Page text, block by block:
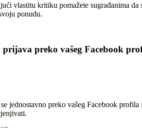
vlastitu kritiku pomažete sugrađanima da
ponudu.
prijava preko vašeg Facebook
jednostavno preko vašeg Facebook profila